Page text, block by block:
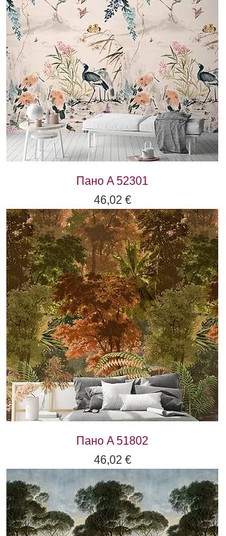
Пано A 52301
Цена
46,02 €
Пано A 51802
Цена
46,02 €